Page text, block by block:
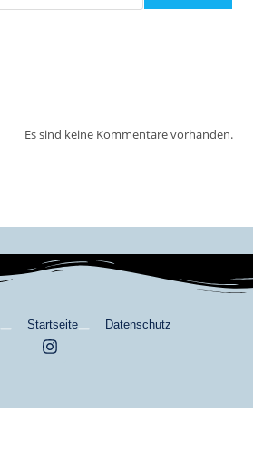
Es sind keine Kommentare vorhanden.
Startseite Datenschutz